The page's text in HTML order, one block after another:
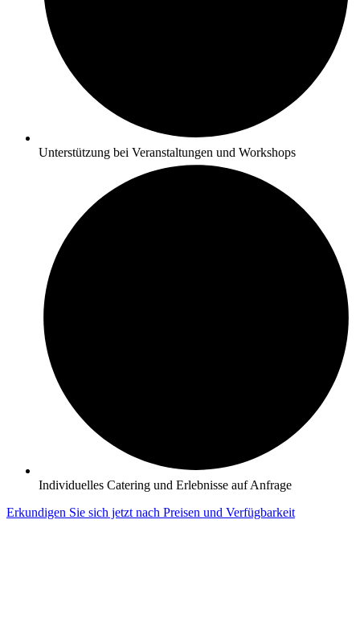
Unterstützung bei Veranstaltungen und Workshops
Individuelles Catering und Erlebnisse auf Anfrage
Erkundigen Sie sich jetzt nach Preisen und Verfügbarkeit